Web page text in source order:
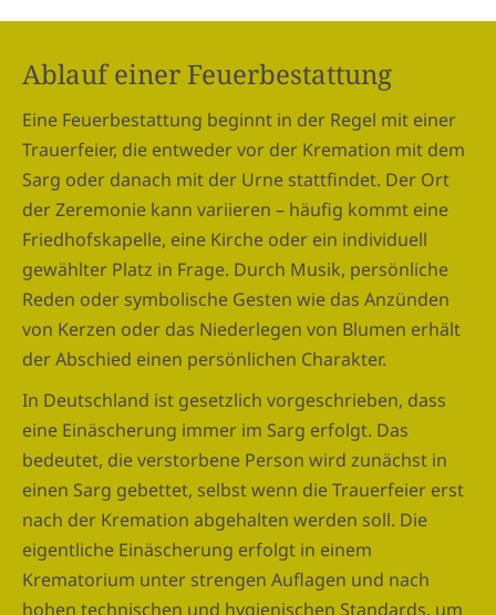
Ablauf einer Feuerbestattung
Eine Feuerbestattung beginnt in der Regel mit einer
Trauerfeier, die entweder vor der Kremation mit dem
Sarg oder danach mit der Urne stattfindet. Der Ort
der Zeremonie kann variieren – häufig kommt eine
Friedhofskapelle, eine Kirche oder ein individuell
gewählter Platz in Frage. Durch Musik, persönliche
Reden oder symbolische Gesten wie das Anzünden
von Kerzen oder das Niederlegen von Blumen erhält
der Abschied einen persönlichen Charakter.
In Deutschland ist gesetzlich vorgeschrieben, dass
eine Einäscherung immer im Sarg erfolgt. Das
bedeutet, die verstorbene Person wird zunächst in
einen Sarg gebettet, selbst wenn die Trauerfeier erst
nach der Kremation abgehalten werden soll. Die
eigentliche Einäscherung erfolgt in einem
Krematorium unter strengen Auflagen und nach
hohen technischen und hygienischen Standards, um